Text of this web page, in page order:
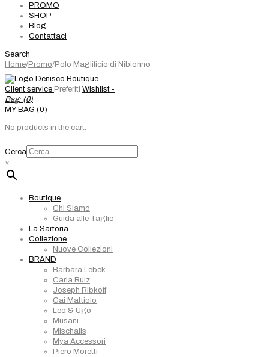
PROMO
SHOP
Blog
Contattaci
Search
Home/Promo/Polo Maglificio di Nibionno
Client service Preferiti Wishlist -
Bag: (0)
MY BAG (0)
No products in the cart.
Cerca
×
Boutique
Chi Siamo
Guida alle Taglie
La Sartoria
Collezione
Nuove Collezioni
BRAND
Barbara Lebek
Carla Ruiz
Joseph Ribkoff
Gai Mattiolo
Leo & Ugo
Musani
Mischalis
Mya Accessori
Piero Moretti